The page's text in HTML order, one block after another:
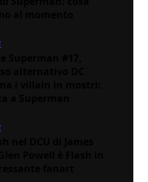
Superman #17,
alternativo DC
nel DCU di James
Powell è Flash in